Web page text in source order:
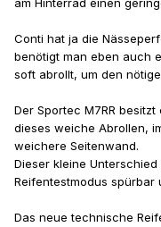
am Hinterrad einen
Conti hat ja die
benötigt man eben auch
soft abrollt, um den
Der Sportec M7RR
dieses weiche Abrollen,
weichere Seitenwand.
Dieser kleine
Reifentestmodus spürbar
Das neue technische